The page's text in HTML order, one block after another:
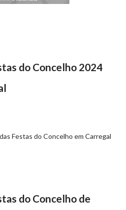
do Concelho 2024
Festas do Concelho em Carregal
do Concelho de